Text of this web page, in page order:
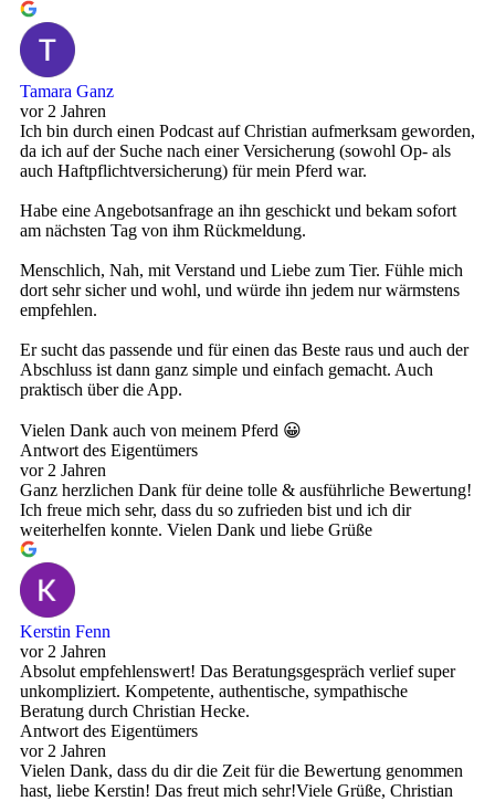
Tamara Ganz
vor 2 Jahren
Ich bin durch einen Podcast auf Christian aufmerksam geworden,
da ich auf der Suche nach einer Versicherung (sowohl Op- als
auch Haftpflichtversicherung) für mein Pferd war.
Habe eine Angebotsanfrage an ihn geschickt und bekam sofort
am nächsten Tag von ihm Rückmeldung.
Menschlich, Nah, mit Verstand und Liebe zum Tier. Fühle mich
dort sehr sicher und wohl, und würde ihn jedem nur wärmstens
empfehlen.
Er sucht das passende und für einen das Beste raus und auch der
Abschluss ist dann ganz simple und einfach gemacht. Auch
praktisch über die App.
Vielen Dank auch von meinem Pferd 😀
Antwort des Eigentümers
vor 2 Jahren
Ganz herzlichen Dank für deine tolle & ausführliche Bewertung!
Ich freue mich sehr, dass du so zufrieden bist und ich dir
weiterhelfen konnte. Vielen Dank und liebe Grüße
Kerstin Fenn
vor 2 Jahren
Absolut empfehlenswert! Das Beratungsgespräch verlief super
unkompliziert. Kompetente, authentische, sympathische
Beratung durch Christian Hecke.
Antwort des Eigentümers
vor 2 Jahren
Vielen Dank, dass du dir die Zeit für die Bewertung genommen
hast, liebe Kerstin! Das freut mich sehr!Viele Grüße, Christian